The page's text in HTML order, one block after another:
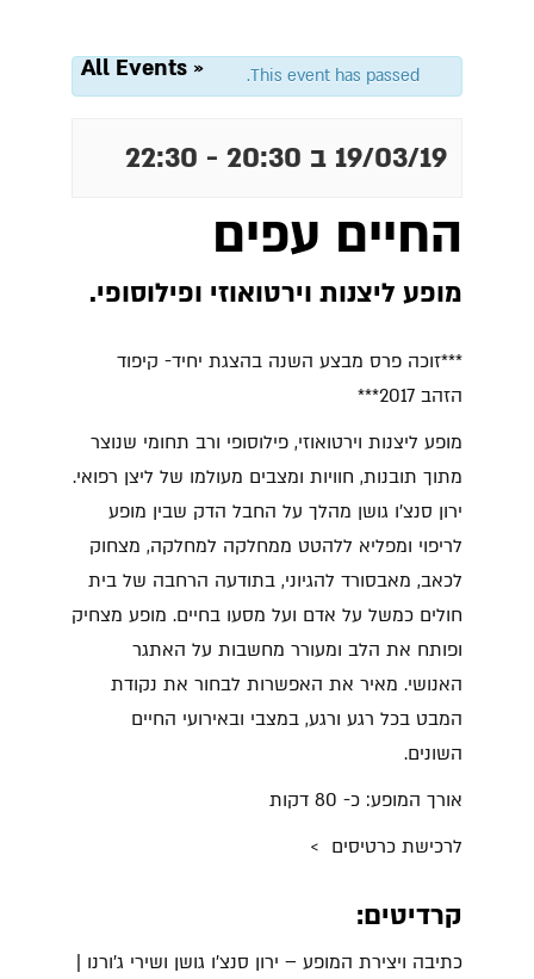
« All Events This event has passed.
19/03/19 ב 20:30 -
22:30
החיים עפים
מופע ליצנות וירטואוזי ופילוסופי.
***זוכה פרס מבצע השנה בהצגת יחיד- קיפוד
הזהב 2017***
מופע ליצנות וירטואוזי, פילוסופי ורב תחומי שנוצר
מתוך תובנות, חוויות ומצבים מעולמו של ליצן רפואי.
ירון סנצ'ו גושן מהלך על החבל הדק שבין מופע
לריפוי ומפליא ללהטט ממחלקה למחלקה, מצחוק
לכאב, מאבסורד להגיוני, בתודעה הרחבה של בית
חולים כמשל על אדם ועל מסעו בחיים. מופע מצחיק
ופותח את הלב ומעורר מחשבות על האתגר
האנושי. מאיר את האפשרות לבחור את נקודת
המבט בכל רגע ורגע, במצבי ובאירועי החיים
השונים.
אורך המופע: כ- 80 דקות
לרכישת כרטיסים >
קרדיטים:
כתיבה ויצירת המופע – ירון סנצ'ו גושן ושירי ג'ורנו |